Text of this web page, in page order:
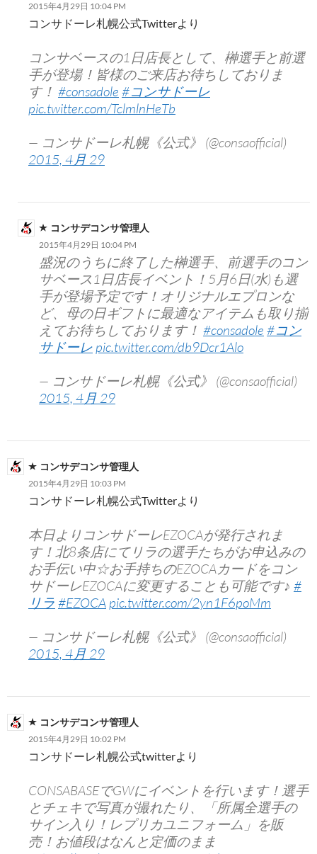
2015年4月29日 10:04 PM
コンサドーレ札幌公式Twitterより
コンサベースの1日店長として、榊選手と前選
手が登場！皆様のご来店お待ちしておりま
す！ #consadole #コンサドーレ
pic.twitter.com/TclmlnHeTb
— コンサドーレ札幌《公式》 (@consaofficial)
2015, 4月 29
コンサデコンサ管理人
2015年4月29日 10:04 PM
盛況のうちに終了した榊選手、前選手のコン
サベース1日店長イベント！5月6日(水)も選
手が登場予定です！オリジナルエプロンな
ど、母の日ギフトに最適なアイテムも取り揃
えてお待ちしております！ #consadole #コン
サドーレ pic.twitter.com/db9Dcr1Alo
— コンサドーレ札幌《公式》 (@consaofficial)
2015, 4月 29
コンサデコンサ管理人
2015年4月29日 10:03 PM
コンサドーレ札幌公式Twitterより
本日よりコンサドーレEZOCAが発行されま
す！北8条店にてリラの選手たちがお申込みの
お手伝い中☆お手持ちのEZOCAカードをコン
サドーレEZOCAに変更することも可能です♪ #
リラ #EZOCA pic.twitter.com/2yn1F6poMm
— コンサドーレ札幌《公式》 (@consaofficial)
2015, 4月 29
コンサデコンサ管理人
2015年4月29日 10:02 PM
コンサドーレ札幌公式twitterより
CONSABASEでGWにイベントを行います！選手
とチェキで写真が撮れたり、「所属全選手の
サイン入り！レプリカユニフォーム」を販
売！お値段はなんと定価のまま